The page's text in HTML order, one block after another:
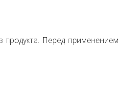
продукта. Перед применением